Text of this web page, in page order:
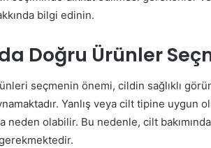
bilgi edinin.
Doğru Ürünler
seçmenin önemi, cildin sağlıklı
Yanlış veya cilt tipine uygun
neden olabilir. Bu nedenle, cilt
gerekmektedir.